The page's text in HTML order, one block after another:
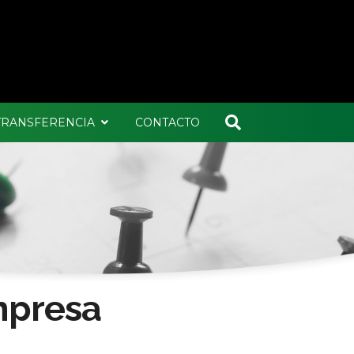
CONTACTO